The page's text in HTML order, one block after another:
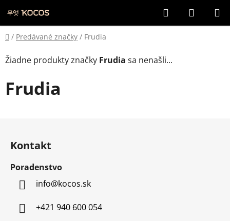
na
obsah
Hľadať
KOŠÍK
Domov
/ Predávané značky / Frudia
Žiadne produkty značky Frudia sa nenašli...
Frudia
Kontakt
Poradenstvo
info@kocos.sk
+421 940 600 054